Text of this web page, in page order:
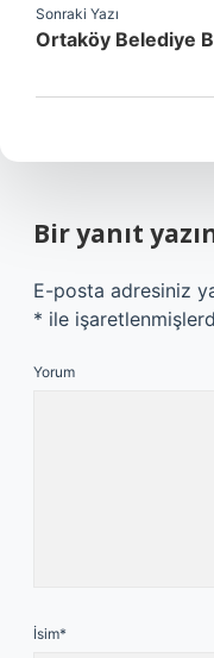
Sonraki Yazı
Ortaköy Belediye
Bir yanıt
E-posta adresiniz
* ile
Yorum
İsim*